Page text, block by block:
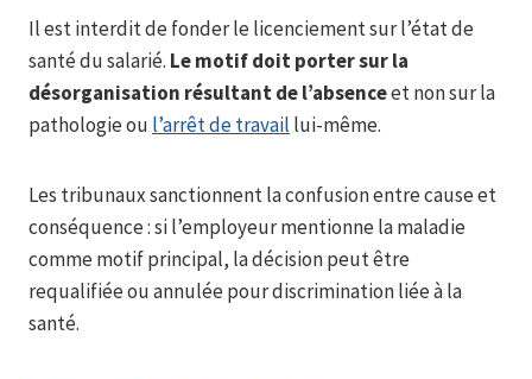
Il est interdit de fonder le licenciement sur l’état de
santé du salarié. Le motif doit porter sur la
désorganisation résultant de l’absenceet non sur la
pathologie ou l’arrêt de travail lui-même.
Les tribunaux sanctionnent la confusion entre cause et
conséquence : si l’employeur mentionne la maladie
comme motif principal, la décision peut être
requalifiée ou annulée pour discrimination liée à la
santé.